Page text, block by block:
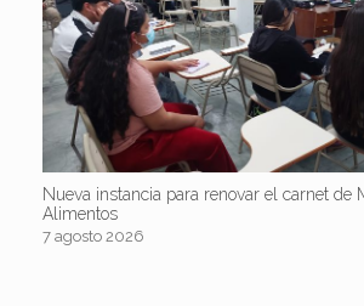
Nueva instancia para renovar el carnet de
Alimentos
7 agosto 2026